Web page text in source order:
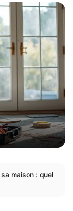
sa maison : quel